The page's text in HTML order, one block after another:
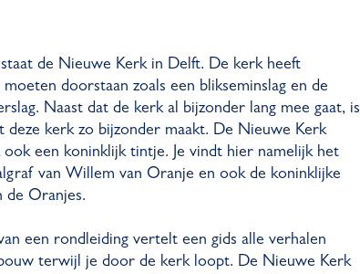
de Nieuwe Kerk in Delft. De kerk heeft
moeten doorstaan zoals een blikseminslag en de
Naast dat de kerk al bijzonder lang mee gaat, is
deze kerk zo bijzonder maakt. De Nieuwe Kerk
ook een koninklijk tintje. Je vindt hier namelijk het
van Willem van Oranje en ook de koninklijke
de Oranjes.
een rondleiding vertelt een gids alle verhalen
terwijl je door de kerk loopt. De Nieuwe Kerk